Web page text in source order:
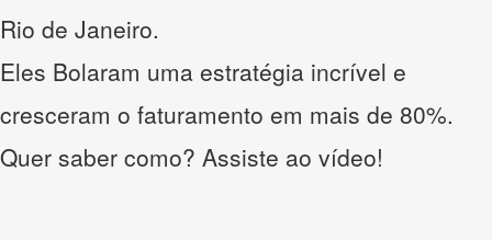
Rio de Janeiro.
Eles Bolaram uma estratégia incrível e
cresceram o faturamento em mais de 80%.
Quer saber como? Assiste ao vídeo!